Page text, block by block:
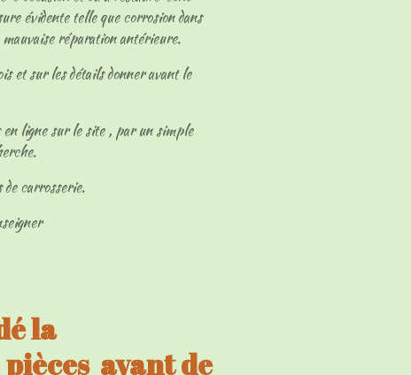
évidente telle que corrosion dans
réparation antérieure.
et sur les détails donner avant le
ligne sur le site , par un simple
carrosserie.
la
avant de